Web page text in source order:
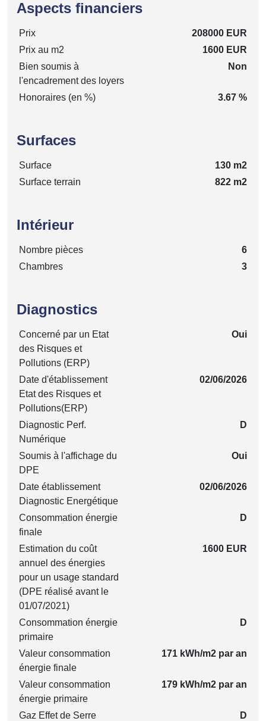
Aspects financiers
Prix
208000 EUR
Prix au m2
1600 EUR
Bien soumis à
l'encadrement des loyers
Non
Honoraires (en %) 3.67 %
Surfaces
Surface
130 m2
Surface terrain
822 m2
Intérieur
Nombre pièces
6
Chambres
3
Diagnostics
Concerné par un Etat
des Risques et
Pollutions (ERP)
Oui
Date d'établissement
Etat des Risques et
Pollutions(ERP)
02/06/2026
Diagnostic Perf.
Numérique
D
Soumis à l'affichage du
DPE
Oui
Date établissement
Diagnostic Energétique
02/06/2026
Consommation énergie
finale
D
Estimation du coût
annuel des énergies
pour un usage standard
(DPE réalisé avant le
01/07/2021)
1600 EUR
Consommation énergie
primaire
D
Valeur consommation
énergie finale
171 kWh/m2 par an
Valeur consommation
énergie primaire
179 kWh/m2 par an
Gaz Effet de Serre
D